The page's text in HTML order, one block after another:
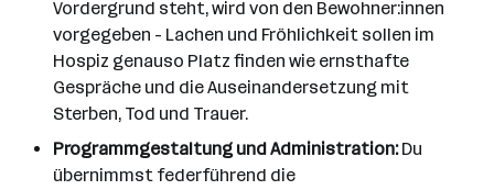
Vordergrund steht, wird von den Bewohner:innen
vorgegeben - Lachen und Fröhlichkeit sollen im
Hospiz genauso Platz finden wie ernsthafte
Gespräche und die Auseinandersetzung mit
Sterben, Tod und Trauer.
Programmgestaltung und Administration:Du
übernimmst federführend die